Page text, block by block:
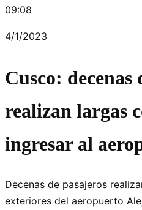
09:08
4/1/2023
Cusco: decenas
realizan largas
ingresar al
Decenas de pasajeros
exteriores del aeropuerto